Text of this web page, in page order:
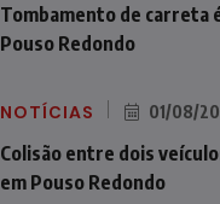
Tombamento de carreta
Pouso Redondo
NOTÍCIAS 01/08/
Colisão entre dois
em Pouso Redondo